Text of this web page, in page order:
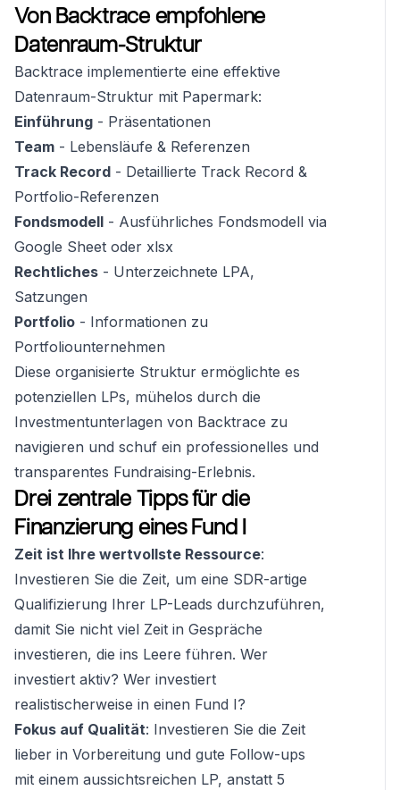
Von Backtrace empfohlene
Datenraum-Struktur
Backtrace implementierte eine effektive
Datenraum-Struktur mit Papermark:
Einführung - Präsentationen
Team - Lebensläufe & Referenzen
Track Record - Detaillierte Track Record &
Portfolio-Referenzen
Fondsmodell - Ausführliches Fondsmodell via
Google Sheet oder xlsx
Rechtliches - Unterzeichnete LPA,
Satzungen
Portfolio - Informationen zu
Portfoliounternehmen
Diese organisierte Struktur ermöglichte es
potenziellen LPs, mühelos durch die
Investmentunterlagen von Backtrace zu
navigieren und schuf ein professionelles und
transparentes Fundraising-Erlebnis.
Drei zentrale Tipps für die
Finanzierung eines Fund I
Zeit ist Ihre wertvollste Ressource:
Investieren Sie die Zeit, um eine SDR-artige
Qualifizierung Ihrer LP-Leads durchzuführen,
damit Sie nicht viel Zeit in Gespräche
investieren, die ins Leere führen. Wer
investiert aktiv? Wer investiert
realistischerweise in einen Fund I?
Fokus auf Qualität: Investieren Sie die Zeit
lieber in Vorbereitung und gute Follow-ups
mit einem aussichtsreichen LP, anstatt 5